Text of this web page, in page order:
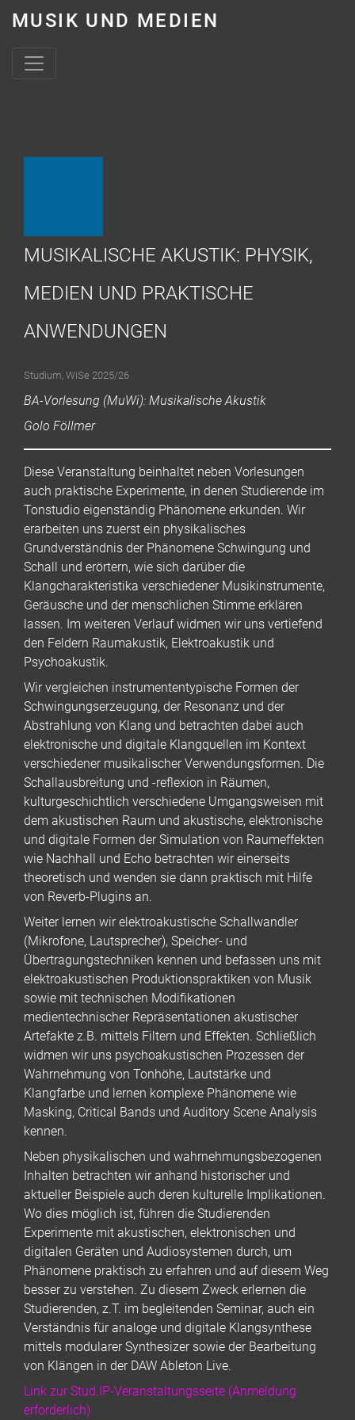
MUSIK UND MEDIEN
MUSIKALISCHE AKUSTIK: PHYSIK,
MEDIEN UND PRAKTISCHE
ANWENDUNGEN
Studium, WiSe 2025/26
BA-Vorlesung (MuWi): Musikalische Akustik
Golo Föllmer
Diese Veranstaltung beinhaltet neben Vorlesungen
auch praktische Experimente, in denen Studierende im
Tonstudio eigenständig Phänomene erkunden. Wir
erarbeiten uns zuerst ein physikalisches
Grundverständnis der Phänomene Schwingung und
Schall und erörtern, wie sich darüber die
Klangcharakteristika verschiedener Musikinstrumente,
Geräusche und der menschlichen Stimme erklären
lassen. Im weiteren Verlauf widmen wir uns vertiefend
den Feldern Raumakustik, Elektroakustik und
Psychoakustik.
Wir vergleichen instrumententypische Formen der
Schwingungserzeugung, der Resonanz und der
Abstrahlung von Klang und betrachten dabei auch
elektronische und digitale Klangquellen im Kontext
verschiedener musikalischer Verwendungsformen. Die
Schallausbreitung und -reflexion in Räumen,
kulturgeschichtlich verschiedene Umgangsweisen mit
dem akustischen Raum und akustische, elektronische
und digitale Formen der Simulation von Raumeffekten
wie Nachhall und Echo betrachten wir einerseits
theoretisch und wenden sie dann praktisch mit Hilfe
von Reverb-Plugins an.
Weiter lernen wir elektroakustische Schallwandler
(Mikrofone, Lautsprecher), Speicher- und
Übertragungstechniken kennen und befassen uns mit
elektroakustischen Produktionspraktiken von Musik
sowie mit technischen Modifikationen
medientechnischer Repräsentationen akustischer
Artefakte z.B. mittels Filtern und Effekten. Schließlich
widmen wir uns psychoakustischen Prozessen der
Wahrnehmung von Tonhöhe, Lautstärke und
Klangfarbe und lernen komplexe Phänomene wie
Masking, Critical Bands und Auditory Scene Analysis
kennen.
Neben physikalischen und wahrnehmungsbezogenen
Inhalten betrachten wir anhand historischer und
aktueller Beispiele auch deren kulturelle Implikationen.
Wo dies möglich ist, führen die Studierenden
Experimente mit akustischen, elektronischen und
digitalen Geräten und Audiosystemen durch, um
Phänomene praktisch zu erfahren und auf diesem Weg
besser zu verstehen. Zu diesem Zweck erlernen die
Studierenden, z.T. im begleitenden Seminar, auch ein
Verständnis für analoge und digitale Klangsynthese
mittels modularer Synthesizer sowie der Bearbeitung
von Klängen in der DAW Ableton Live.
Link zur Stud.IP-Veranstaltungsseite (Anmeldung
erforderlich)